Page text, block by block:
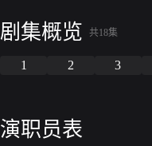
剧集概览 共18集
1 2 3
演职员表